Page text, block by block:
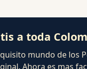
a toda
mundo de los
Ahora es mas